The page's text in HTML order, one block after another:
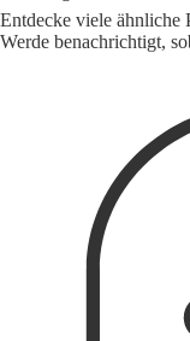
Entdecke viele ähnliche
Werde benachrichtigt,